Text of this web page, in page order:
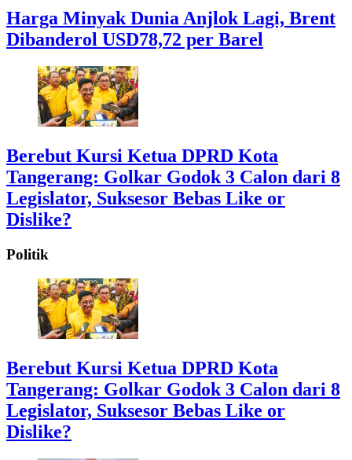
Harga Minyak Dunia Anjlok Lagi, Brent
Dibanderol USD78,72 per Barel
Berebut Kursi Ketua DPRD Kota
Tangerang: Golkar Godok 3 Calon dari 8
Legislator, Suksesor Bebas Like or
Dislike?
Politik
Berebut Kursi Ketua DPRD Kota
Tangerang: Golkar Godok 3 Calon dari 8
Legislator, Suksesor Bebas Like or
Dislike?